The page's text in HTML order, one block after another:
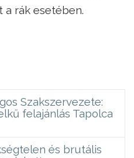
a rák esetében.
Szakszervezete:
felajánlás Tapolca
és brutális